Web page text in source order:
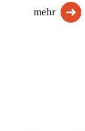
mehr